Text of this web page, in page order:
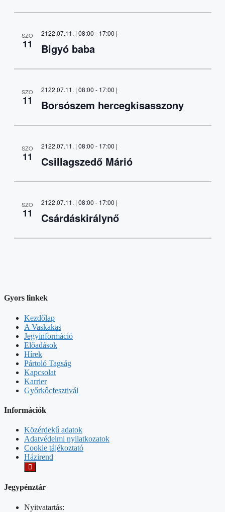
SZO
11
2122.07.11. | 08:00 - 17:00 |
Bigyó baba
SZO
11
2122.07.11. | 08:00 - 17:00 |
Borsószem hercegkisasszony
SZO
11
2122.07.11. | 08:00 - 17:00 |
Csillagszedő Márió
SZO
11
2122.07.11. | 08:00 - 17:00 |
Csárdáskirálynő
Gyors linkek
Kezdőlap
A Vaskakas
Jegyinformáció
Előadások
Hírek
Pártoló Tagság
Kapcsolat
Karrier
Győrkőcfesztivál
Információk
Közérdekű adatok
Adatvédelmi nyilatkozatok
Cookie tájékoztató
Házirend
Jegypénztár
Nyitvatartás: